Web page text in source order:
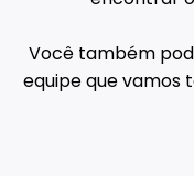
Você também
equipe que vamos